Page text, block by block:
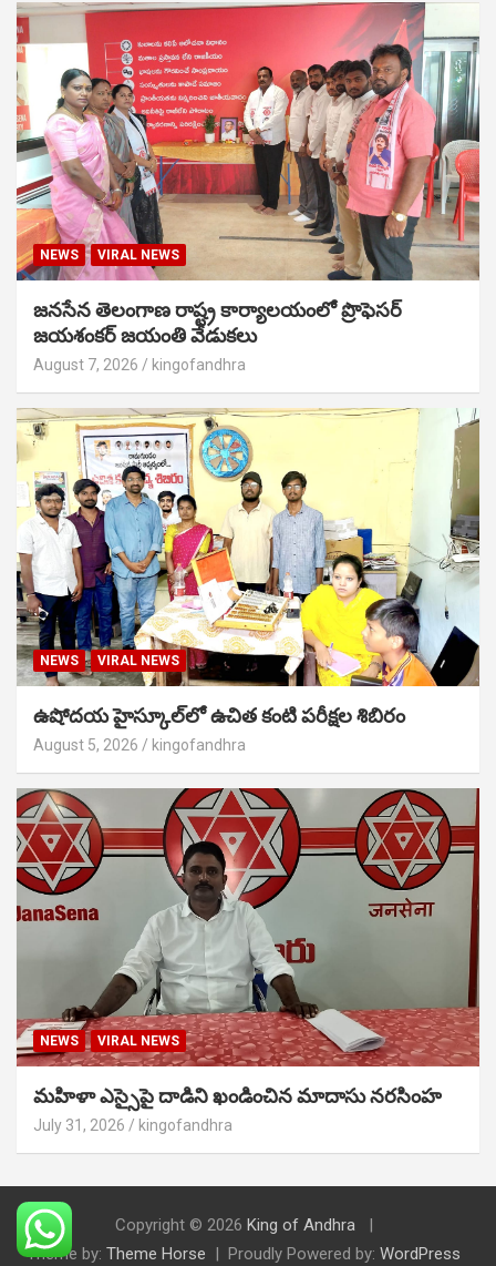
NEWS VIRAL NEWS
జనసేన తెలంగాణ రాష్ట్ర కార్యాలయంలో ప్రొఫెసర్
జయశంకర్ జయంతి వేడుకలు
August 7, 2026 kingofandhra
NEWS VIRAL NEWS
ఉషోదయ హైస్కూల్‌లో ఉచిత కంటి పరీక్షల శిబిరం
August 5, 2026 kingofandhra
NEWS VIRAL NEWS
మహిళా ఎస్సైపై దాడిని ఖండించిన మాదాసు నరసింహ
July 31, 2026 kingofandhra
Copyright © 2026 King of Andhra
Theme by: Theme Horse Proudly Powered by: WordPress